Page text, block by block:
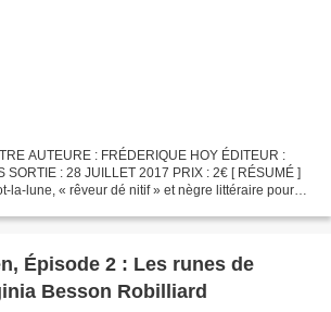
AUTEURE : FRÉDERIQUE HOY ÉDITEUR :
SORTIE : 28 JUILLET 2017 PRIX : 2€ [ RÉSUMÉ ]
la-lune, « rêveur dé nitif » et nègre littéraire pour
Épisode 2 : Les runes de
Besson Robilliard